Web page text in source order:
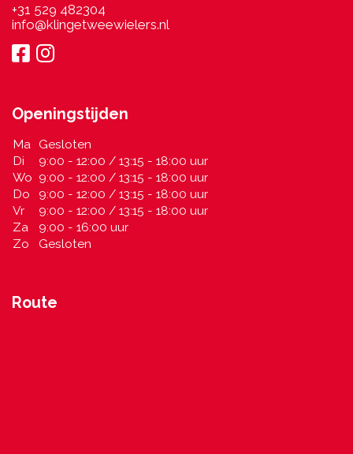
+31 529 482304
info@klingetweewielers.nl
Openingstijden
Ma Gesloten
Di
9:00 - 12:00 / 13:15 - 18:00 uur
Wo 9:00 - 12:00 / 13:15 - 18:00 uur
Do
9:00 - 12:00 / 13:15 - 18:00 uur
Vr
9:00 - 12:00 / 13:15 - 18:00 uur
Za
9:00 - 16:00 uur
Zo
Gesloten
Route